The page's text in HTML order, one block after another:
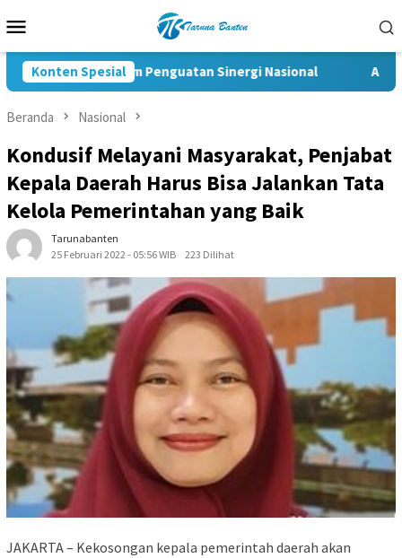
ke
Mobile
Konten Spesial
Jadi Momentum Penguatan Sinergi Nasional Akpol
Beranda Nasional
Kondusif Melayani Masyarakat, Penjabat
Kepala Daerah Harus Bisa Jalankan Tata
Kelola Pemerintahan yang Baik
Tarunabanten
25 Februari 2022 - 05:56 WIB
223 Dilihat
JAKARTA – Kekosongan kepala pemerintah daerah akan